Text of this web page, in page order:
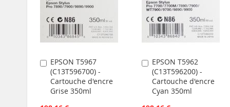
D’ENVIE
EPSON T5967
(C13T596700) -
Cartouche d'encre
Grise 350ml
Ajouter
au
panier
EPSON T5962
(C13T596200) -
Cartouche d'encre
Cyan 350ml
Ajouter
au
panier